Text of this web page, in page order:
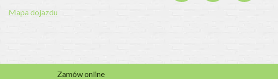
Mapa dojazdu
Zamów online